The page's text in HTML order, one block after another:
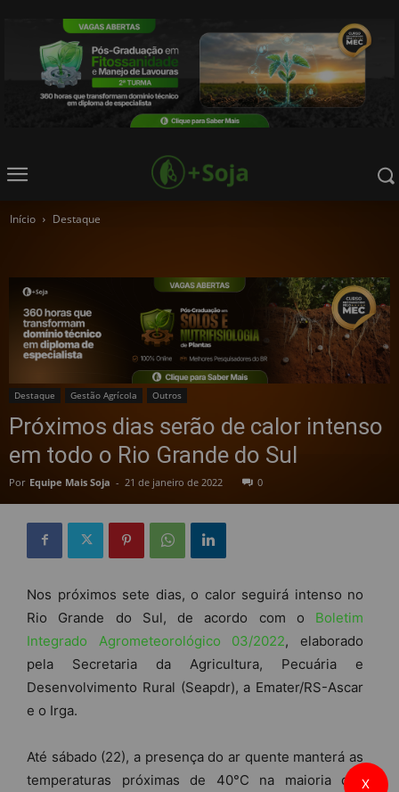
Início Destaque
Destaque Gestão Agrícola Outros
Próximos dias serão de calor intenso
em todo o Rio Grande do Sul
Por Equipe Mais Soja - 21 de janeiro de 2022 0
Nos próximos sete dias, o calor seguirá intenso no
Rio Grande do Sul, de acordo com o Boletim
Integrado Agrometeorológico 03/2022, elaborado
pela Secretaria da Agricultura, Pecuária e
Desenvolvimento Rural (Seapdr), a Emater/RS-Ascar
e o Irga.
Até sábado (22), a presença do ar quente manterá as
temperaturas próximas de 40°C na maioria dasX